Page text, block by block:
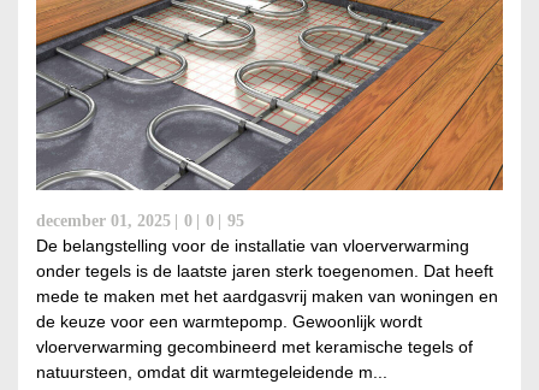
december 01, 2025 0 0 95
De belangstelling voor de installatie van vloerverwarming
onder tegels is de laatste jaren sterk toegenomen. Dat heeft
mede te maken met het aardgasvrij maken van woningen en
de keuze voor een warmtepomp. Gewoonlijk wordt
vloerverwarming gecombineerd met keramische tegels of
natuursteen, omdat dit warmtegeleidende m...